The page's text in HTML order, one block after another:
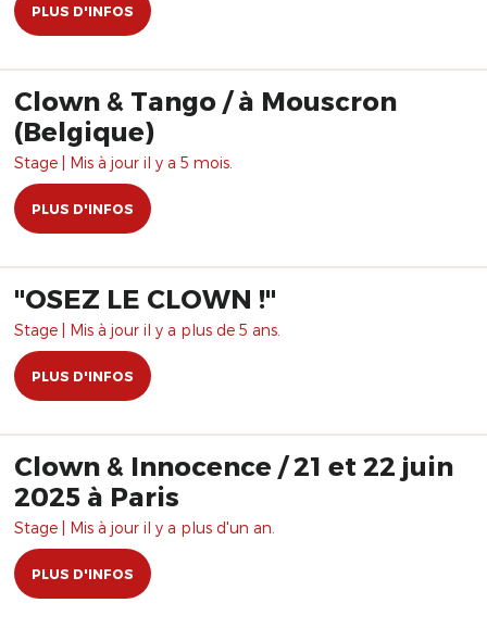
PLUS D'INFOS
Clown & Tango / à Mouscron
(Belgique)
Stage | Mis à jour il y a 5 mois.
PLUS D'INFOS
"OSEZ LE CLOWN !"
Stage | Mis à jour il y a plus de 5 ans.
PLUS D'INFOS
Clown & Innocence / 21 et 22 juin
2025 à Paris
Stage | Mis à jour il y a plus d'un an.
PLUS D'INFOS